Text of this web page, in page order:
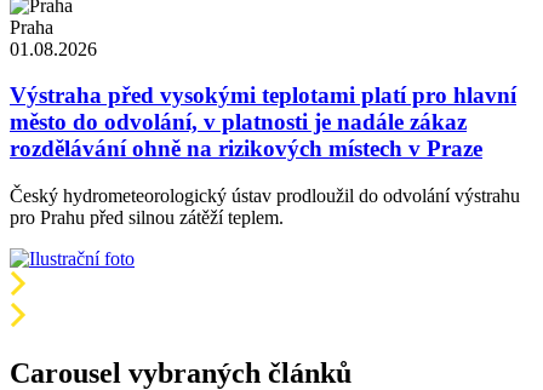
Praha
01.08.2026
Výstraha před vysokými teplotami platí pro hlavní
město do odvolání, v platnosti je nadále zákaz
rozdělávání ohně na rizikových místech v Praze
Český hydrometeorologický ústav prodloužil do odvolání výstrahu
pro Prahu před silnou zátěží teplem.
Carousel vybraných článků